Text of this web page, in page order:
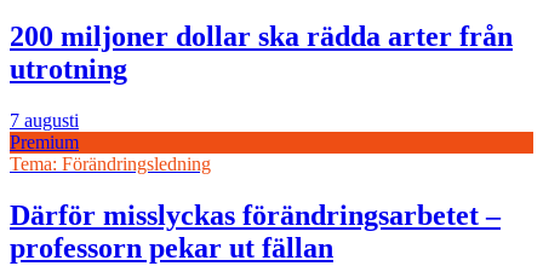
200 miljoner dollar ska rädda arter från
utrotning
7 augusti
Premium
Tema: Förändringsledning
Därför misslyckas förändringsarbetet –
professorn pekar ut fällan